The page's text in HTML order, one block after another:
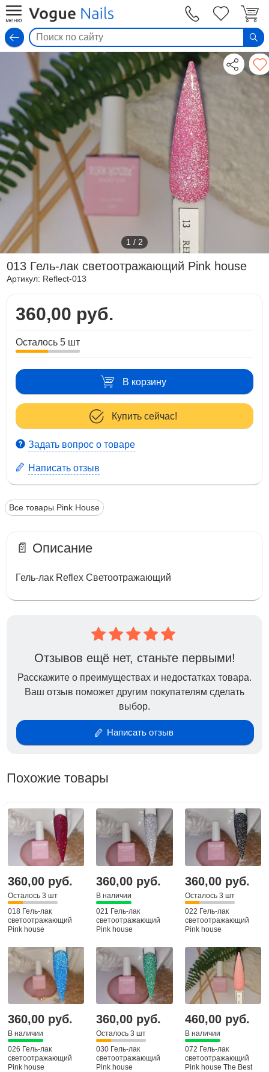
1 / 2
013 Гель-лак светоотражающий Pink house
Артикул: Reflect-013
360,00 руб.
Осталось 5 шт
В корзину
Купить сейчас!
Задать вопрос о товаре
Написать отзыв
Все товары Pink House
📄 Описание
Гель-лак Reflex Светоотражающий
Отзывов ещё нет, станьте первыми!
Расскажите о преимуществах и недостатках товара.
Ваш отзыв поможет другим покупателям сделать
выбор.
Написать отзыв
Похожие товары
360,00 руб.
Осталось 3 шт
018 Гель-лак
светоотражающий
Pink house
360,00 руб.
В наличии
021 Гель-лак
светоотражающий
Pink house
360,00 руб.
Осталось 3 шт
022 Гель-лак
светоотражающий
Pink house
360,00 руб.
В наличии
026 Гель-лак
светоотражающий
Pink house
360,00 руб.
Осталось 3 шт
030 Гель-лак
светоотражающий
Pink house
460,00 руб.
В наличии
072 Гель-лак
светоотражающий
Pink house The Best